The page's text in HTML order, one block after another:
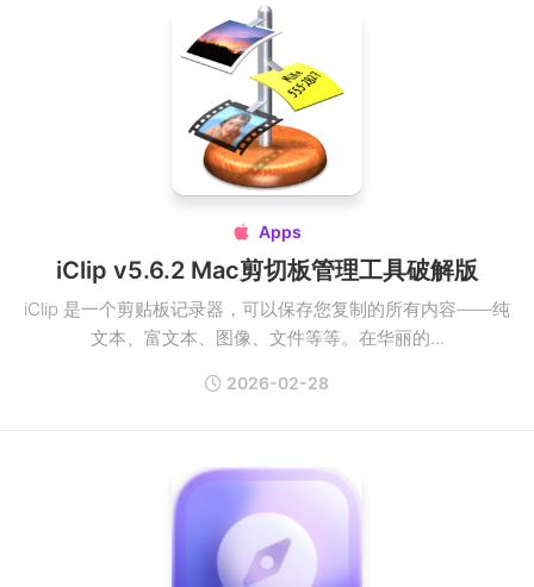
 Apps
iClip v5.6.2 Mac剪切板管理工具破解版
iClip 是一个剪贴板记录器，可以保存您复制的所有内容——纯
文本、富文本、图像、文件等等。在华丽的...
2026-02-28